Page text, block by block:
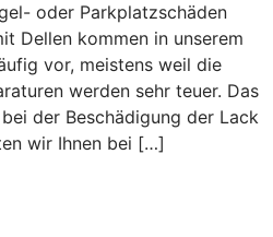
oder Parkplatzschäden
Dellen kommen in unserem
vor, meistens weil die
werden sehr teuer. Das
der Beschädigung der Lack
wir Ihnen bei […]